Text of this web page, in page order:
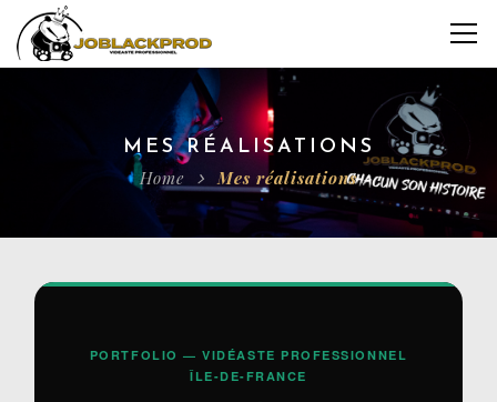
MES RÉALISATIONS
Home Mes réalisations
PORTFOLIO — VIDÉASTE PROFESSIONNEL
ÎLE-DE-FRANCE